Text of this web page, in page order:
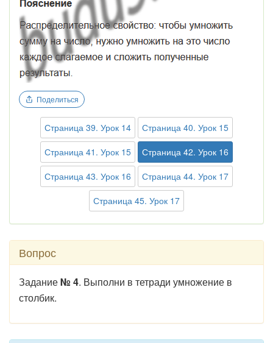
Поделиться
Страница 39. Урок 14
Страница 40. Урок 15
Страница 41. Урок 15
Страница 42. Урок 16
Страница 43. Урок 16
Страница 44. Урок 17
Страница 45. Урок 17
Вопрос
Задание№ 4. Выполни в тетради умножение в
столбик.